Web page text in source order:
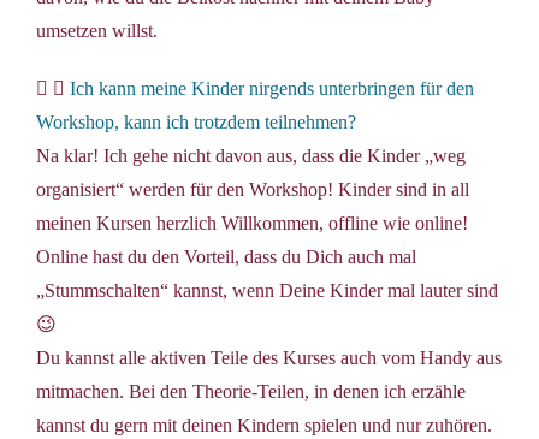
umsetzen willst.
Ich kann meine Kinder nirgends unterbringen für den
Workshop, kann ich trotzdem teilnehmen?
Na klar! Ich gehe nicht davon aus, dass die Kinder „weg
organisiert“ werden für den Workshop! Kinder sind in all
meinen Kursen herzlich Willkommen, offline wie online!
Online hast du den Vorteil, dass du Dich auch mal
„Stummschalten“ kannst, wenn Deine Kinder mal lauter sind
😉
Du kannst alle aktiven Teile des Kurses auch vom Handy aus
mitmachen. Bei den Theorie-Teilen, in denen ich erzähle
kannst du gern mit deinen Kindern spielen und nur zuhören.